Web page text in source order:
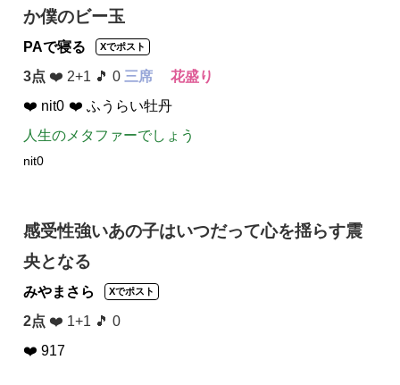
か僕のビー玉
PAで寝る Xでポスト
3点 ❤️ 2+1 🎵 0 三席
花盛り
❤️ nit0 ❤️ ふうらい牡丹
人生のメタファーでしょう
nit0
感受性強いあの子はいつだって心を揺らす震
央となる
みやまさら Xでポスト
2点 ❤️ 1+1 🎵 0
❤️ 917